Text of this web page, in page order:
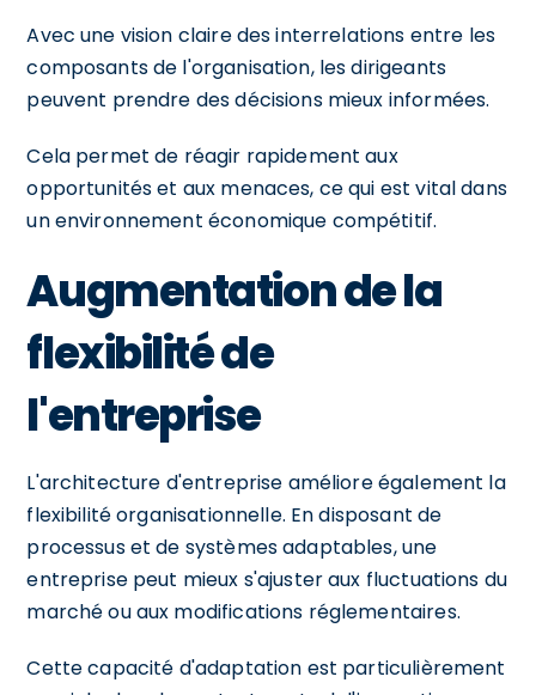
Avec une vision claire des interrelations entre les
composants de l'organisation, les dirigeants
peuvent prendre des décisions mieux informées.
Cela permet de réagir rapidement aux
opportunités et aux menaces, ce qui est vital dans
un environnement économique compétitif.
Augmentation de la
flexibilité de
l'entreprise
L'architecture d'entreprise améliore également la
flexibilité organisationnelle. En disposant de
processus et de systèmes adaptables, une
entreprise peut mieux s'ajuster aux fluctuations du
marché ou aux modifications réglementaires.
Cette capacité d'adaptation est particulièrement